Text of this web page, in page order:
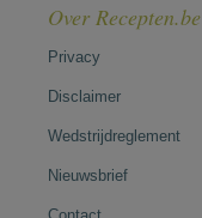
Over Recepten.be
Privacy
Disclaimer
Wedstrijdreglement
Nieuwsbrief